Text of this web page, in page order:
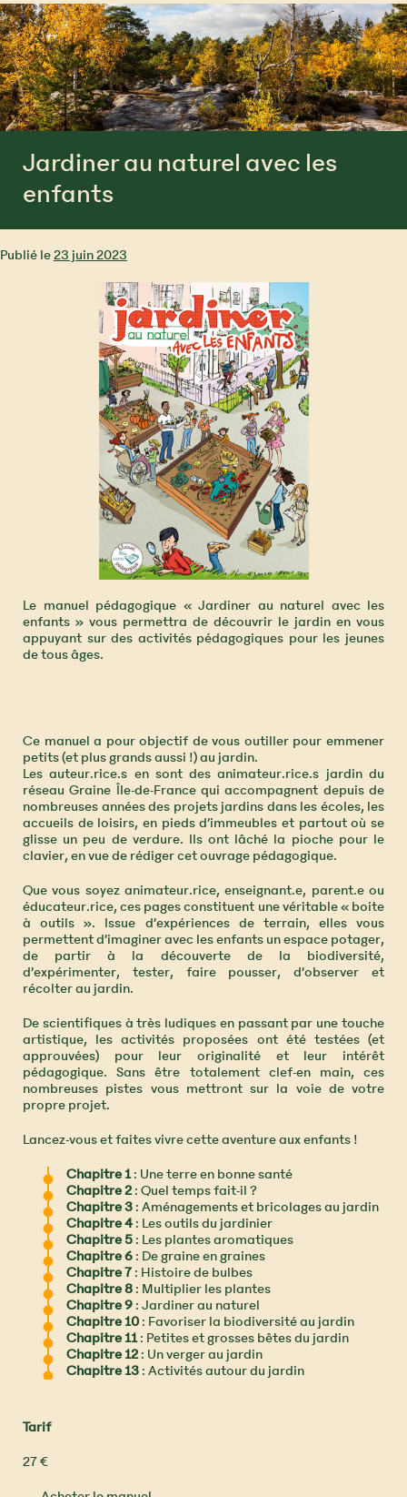
Jardiner au naturel avec les
enfants
Publié le23 juin 2023
Le manuel pédagogique « Jardiner au naturel avec les
enfants » vous permettra de découvrir le jardin en vous
appuyant sur des activités pédagogiques pour les jeunes
de tous âges.
Ce manuel a pour objectif de vous outiller pour emmener
petits (et plus grands aussi !) au jardin.
Les auteur.rice.s en sont des animateur.rice.s jardin du
réseau Graine Île-de-France qui accompagnent depuis de
nombreuses années des projets jardins dans les écoles, les
accueils de loisirs, en pieds d’immeubles et partout où se
glisse un peu de verdure. Ils ont lâché la pioche pour le
clavier, en vue de rédiger cet ouvrage pédagogique.
Que vous soyez animateur.rice, enseignant.e, parent.e ou
éducateur.rice, ces pages constituent une véritable « boite
à outils ». Issue d’expériences de terrain, elles vous
permettent d’imaginer avec les enfants un espace potager,
de partir à la découverte de la biodiversité,
d’expérimenter, tester, faire pousser, d’observer et
récolter au jardin.
De scientifiques à très ludiques en passant par une touche
artistique, les activités proposées ont été testées (et
approuvées) pour leur originalité et leur intérêt
pédagogique. Sans être totalement clef-en main, ces
nombreuses pistes vous mettront sur la voie de votre
propre projet.
Lancez-vous et faites vivre cette aventure aux enfants !
Chapitre 1: Une terre en bonne santé
Chapitre 2: Quel temps fait-il ?
Chapitre 3: Aménagements et bricolages au jardin
Chapitre 4: Les outils du jardinier
Chapitre 5: Les plantes aromatiques
Chapitre 6: De graine en graines
Chapitre 7: Histoire de bulbes
Chapitre 8: Multiplier les plantes
Chapitre 9: Jardiner au naturel
Chapitre 10: Favoriser la biodiversité au jardin
Chapitre 11: Petites et grosses bêtes du jardin
Chapitre 12: Un verger au jardin
Chapitre 13: Activités autour du jardin
Tarif
27 €